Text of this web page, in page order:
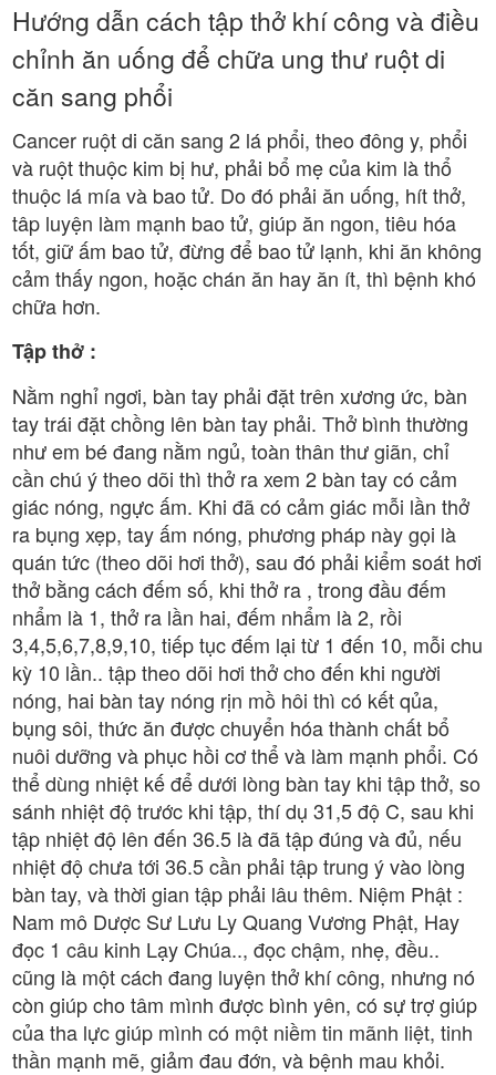
Hướng dẫn cách tập thở khí công và điều
chỉnh ăn uống để chữa ung thư ruột di
căn sang phổi
Cancer ruột di căn sang 2 lá phổi, theo đông y, phổi
và ruột thuộc kim bị hư, phải bổ mẹ của kim là thổ
thuộc lá mía và bao tử. Do đó phải ăn uống, hít thở,
tâp luyện làm mạnh bao tử, giúp ăn ngon, tiêu hóa
tốt, giữ ấm bao tử, đừng để bao tử lạnh, khi ăn không
cảm thấy ngon, hoặc chán ăn hay ăn ít, thì bệnh khó
chữa hơn.
Tập thở :
Nằm nghỉ ngơi, bàn tay phải đặt trên xương ức, bàn
tay trái đặt chồng lên bàn tay phải. Thở bình thường
như em bé đang nằm ngủ, toàn thân thư giãn, chỉ
cần chú ý theo dõi thì thở ra xem 2 bàn tay có cảm
giác nóng, ngực ấm. Khi đã có cảm giác mỗi lần thở
ra bụng xẹp, tay ấm nóng, phương pháp này gọi là
quán tức (theo dõi hơi thở), sau đó phải kiểm soát hơi
thở bằng cách đếm số, khi thở ra , trong đầu đếm
nhẩm là 1, thở ra lần hai, đếm nhẩm là 2, rồi
3,4,5,6,7,8,9,10, tiếp tục đếm lại từ 1 đến 10, mỗi chu
kỳ 10 lần.. tập theo dõi hơi thở cho đến khi người
nóng, hai bàn tay nóng rịn mồ hôi thì có kết qủa,
bụng sôi, thức ăn được chuyển hóa thành chất bổ
nuôi dưỡng và phục hồi cơ thể và làm mạnh phổi. Có
thể dùng nhiệt kế để dưới lòng bàn tay khi tập thở, so
sánh nhiệt độ trước khi tập, thí dụ 31,5 độ C, sau khi
tập nhiệt độ lên đến 36.5 là đã tập đúng và đủ, nếu
nhiệt độ chưa tới 36.5 cần phải tập trung ý vào lòng
bàn tay, và thời gian tập phải lâu thêm. Niệm Phật :
Nam mô Dược Sư Lưu Ly Quang Vương Phật, Hay
đọc 1 câu kinh Lạy Chúa.., đọc chậm, nhẹ, đều..
cũng là một cách đang luyện thở khí công, nhưng nó
còn giúp cho tâm mình được bình yên, có sự trợ giúp
của tha lực giúp mình có một niềm tin mãnh liệt, tinh
thần mạnh mẽ, giảm đau đớn, và bệnh mau khỏi.